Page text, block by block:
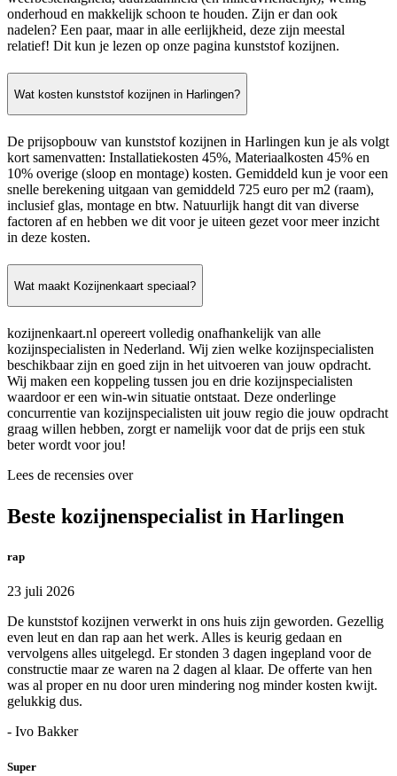
onderhoud en makkelijk schoon te houden. Zijn er dan ook
nadelen? Een paar, maar in alle eerlijkheid, deze zijn meestal
relatief! Dit kun je lezen op onze pagina kunststof kozijnen.
Wat kosten kunststof kozijnen in Harlingen?
De prijsopbouw van kunststof kozijnen in Harlingen kun je als volgt
kort samenvatten: Installatiekosten 45%, Materiaalkosten 45% en
10% overige (sloop en montage) kosten. Gemiddeld kun je voor een
snelle berekening uitgaan van gemiddeld 725 euro per m2 (raam),
inclusief glas, montage en btw. Natuurlijk hangt dit van diverse
factoren af en hebben we dit voor je uiteen gezet voor meer inzicht
in deze kosten.
Wat maakt Kozijnenkaart speciaal?
kozijnenkaart.nl opereert volledig onafhankelijk van alle
kozijnspecialisten in Nederland. Wij zien welke kozijnspecialisten
beschikbaar zijn en goed zijn in het uitvoeren van jouw opdracht.
Wij maken een koppeling tussen jou en drie kozijnspecialisten
waardoor er een win-win situatie ontstaat. Deze onderlinge
concurrentie van kozijnspecialisten uit jouw regio die jouw opdracht
graag willen hebben, zorgt er namelijk voor dat de prijs een stuk
beter wordt voor jou!
Lees de recensies over
Beste kozijnenspecialist in Harlingen
rap
23 juli 2026
De kunststof kozijnen verwerkt in ons huis zijn geworden. Gezellig
even leut en dan rap aan het werk. Alles is keurig gedaan en
vervolgens alles uitgelegd. Er stonden 3 dagen ingepland voor de
constructie maar ze waren na 2 dagen al klaar. De offerte van hen
was al proper en nu door uren mindering nog minder kosten kwijt.
gelukkig dus.
- Ivo Bakker
Super